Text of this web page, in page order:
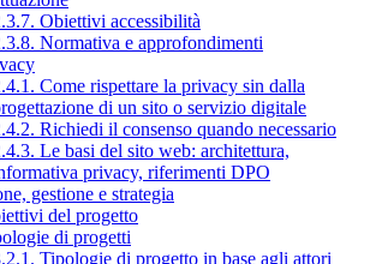
Obiettivi accessibilità
Normativa e approfondimenti
Come rispettare la privacy sin dalla
di un sito o servizio digitale
Richiedi il consenso quando necessario
Le basi del sito web: architettura,
privacy, riferimenti DPO
gestione e strategia
del progetto
di progetti
Tipologie di progetto in base agli attori